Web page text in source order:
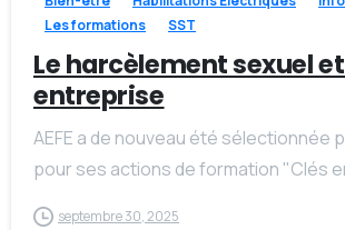
Les formations
SST
Le harcèlement sexuel
entreprise
AEFE a de nouveau été sélectionnée
pour ses actions de formation "Clés
septembre 30, 2025